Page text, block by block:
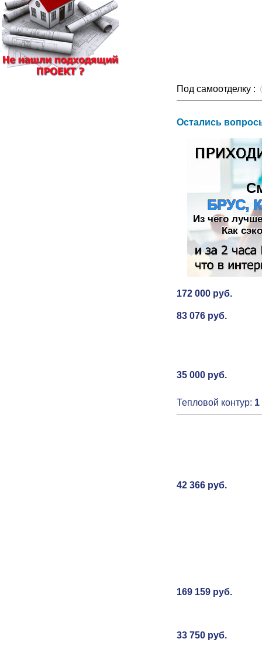
Под самоотделку :
Остались
БРУС,
Из чего
Как
172 000 руб.
83 076 руб.
35 000 руб.
Тепловой контур: 1
42 366 руб.
169 159 руб.
33 750 руб.